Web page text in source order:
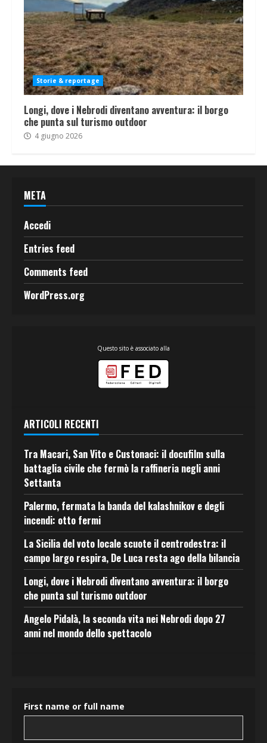
Storie & reportage
Longi, dove i Nebrodi diventano avventura: il borgo
che punta sul turismo outdoor
4 giugno 2026
META
Accedi
Entries feed
Comments feed
WordPress.org
Questo sito è associato alla
ARTICOLI RECENTI
Tra Macari, San Vito e Custonaci: il docufilm sulla
battaglia civile che fermò la raffineria negli anni
Settanta
Palermo, fermata la banda del kalashnikov e degli
incendi: otto fermi
La Sicilia del voto locale scuote il centrodestra: il
campo largo respira, De Luca resta ago della bilancia
Longi, dove i Nebrodi diventano avventura: il borgo
che punta sul turismo outdoor
Angelo Pidalà, la seconda vita nei Nebrodi dopo 27
anni nel mondo dello spettacolo
First name or full name